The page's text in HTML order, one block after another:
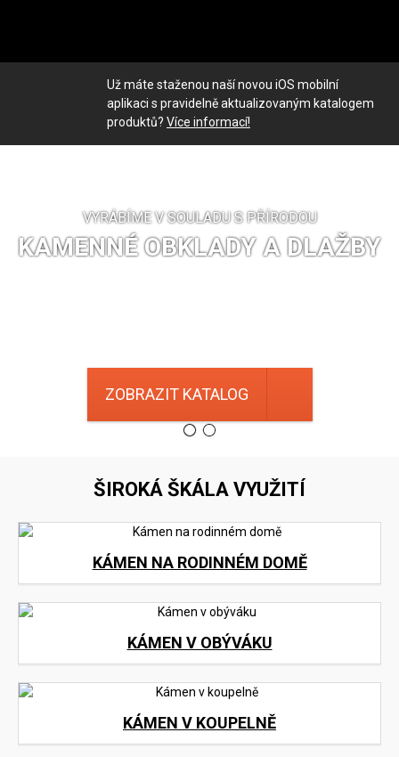
Už máte staženou naší novou iOS mobilní
aplikaci s pravidelně aktualizovaným katalogem
produktů? Více informací!
VYRÁBÍME V SOULADU S PŘÍRODOU
KAMENNÉ OBKLADY A DLAŽBY
ZOBRAZIT KATALOG
ŠIROKÁ ŠKÁLA VYUŽITÍ
KÁMEN NA RODINNÉM DOMĚ
KÁMEN V OBÝVÁKU
KÁMEN V KOUPELNĚ